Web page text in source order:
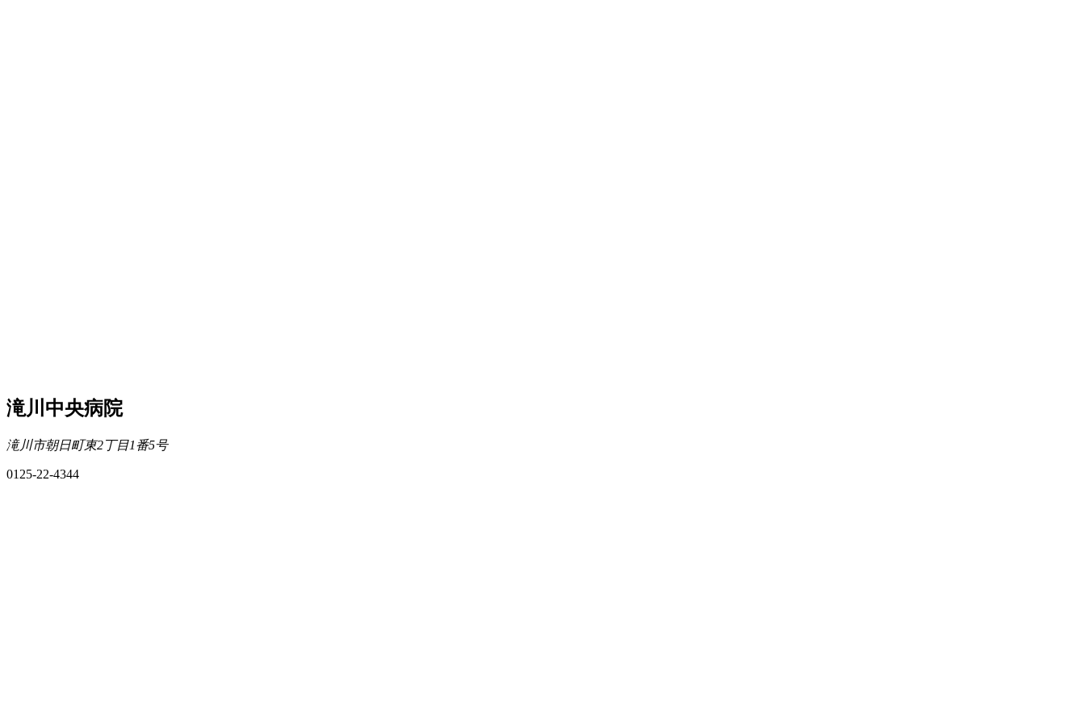
滝川中央病院
滝川市朝日町東2丁目1番5号
0125-22-4344